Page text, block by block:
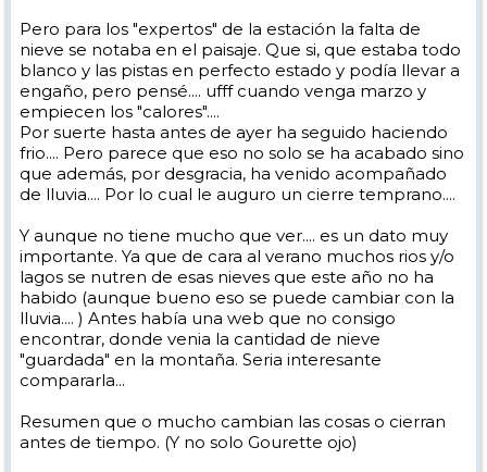
Pero para los "expertos" de la estación la falta de
nieve se notaba en el paisaje. Que si, que estaba todo
blanco y las pistas en perfecto estado y podía llevar a
engaño, pero pensé.... ufff cuando venga marzo y
empiecen los "calores"....
Por suerte hasta antes de ayer ha seguido haciendo
frio.... Pero parece que eso no solo se ha acabado sino
que además, por desgracia, ha venido acompañado
de lluvia.... Por lo cual le auguro un cierre temprano....
Y aunque no tiene mucho que ver.... es un dato muy
importante. Ya que de cara al verano muchos rios y/o
lagos se nutren de esas nieves que este año no ha
habido (aunque bueno eso se puede cambiar con la
lluvia.... ) Antes había una web que no consigo
encontrar, donde venia la cantidad de nieve
"guardada" en la montaña. Seria interesante
compararla...
Resumen que o mucho cambian las cosas o cierran
antes de tiempo. (Y no solo Gourette ojo)